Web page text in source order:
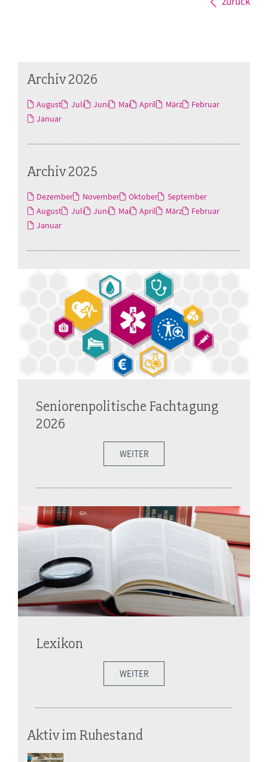
Archiv 2026
August Juli Juni Mai April März
Februar
Januar
Archiv 2025
Dezember November Oktober
September
August
Juli Juni Mai April März
Februar
Januar
Seniorenpolitische Fachtagung
2026
WEITER
Lexikon
WEITER
Aktiv im Ruhestand